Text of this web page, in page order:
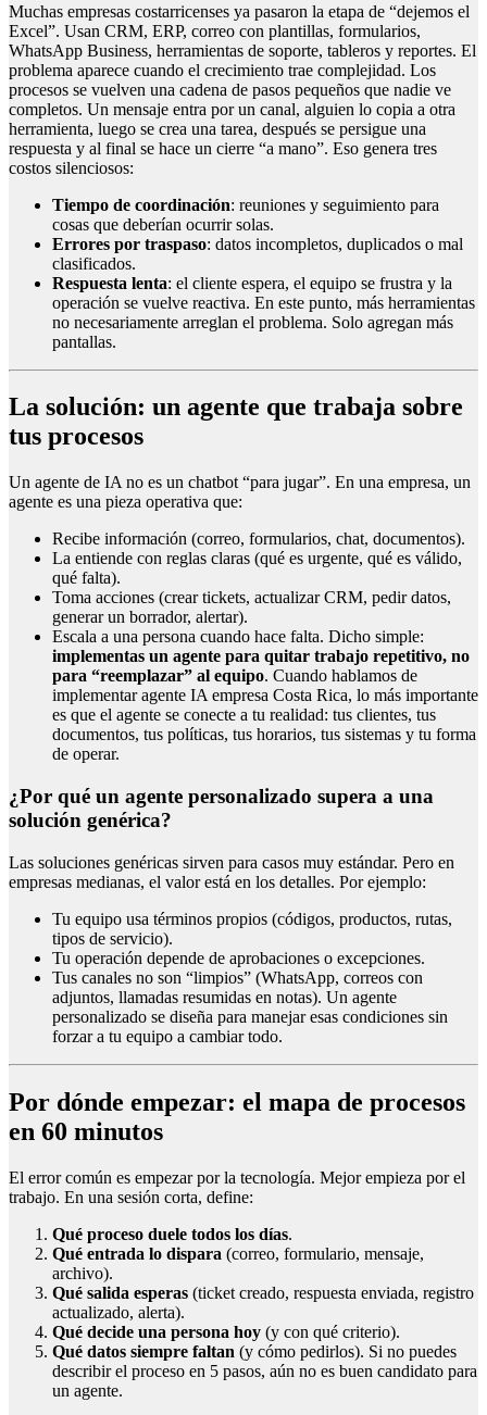
Muchas empresas costarricenses ya pasaron la etapa de “dejemos el
Excel”. Usan CRM, ERP, correo con plantillas, formularios,
WhatsApp Business, herramientas de soporte, tableros y reportes. El
problema aparece cuando el crecimiento trae complejidad. Los
procesos se vuelven una cadena de pasos pequeños que nadie ve
completos. Un mensaje entra por un canal, alguien lo copia a otra
herramienta, luego se crea una tarea, después se persigue una
respuesta y al final se hace un cierre “a mano”. Eso genera tres
costos silenciosos:
Tiempo de coordinación: reuniones y seguimiento para
cosas que deberían ocurrir solas.
Errores por traspaso: datos incompletos, duplicados o mal
clasificados.
Respuesta lenta: el cliente espera, el equipo se frustra y la
operación se vuelve reactiva. En este punto, más herramientas
no necesariamente arreglan el problema. Solo agregan más
pantallas.
La solución: un agente que trabaja sobre
tus procesos
Un agente de IA no es un chatbot “para jugar”. En una empresa, un
agente es una pieza operativa que:
Recibe información (correo, formularios, chat, documentos).
La entiende con reglas claras (qué es urgente, qué es válido,
qué falta).
Toma acciones (crear tickets, actualizar CRM, pedir datos,
generar un borrador, alertar).
Escala a una persona cuando hace falta. Dicho simple:
implementas un agente para quitar trabajo repetitivo, no
para “reemplazar” al equipo. Cuando hablamos de
implementar agente IA empresa Costa Rica, lo más importante
es que el agente se conecte a tu realidad: tus clientes, tus
documentos, tus políticas, tus horarios, tus sistemas y tu forma
de operar.
¿Por qué un agente personalizado supera a una
solución genérica?
Las soluciones genéricas sirven para casos muy estándar. Pero en
empresas medianas, el valor está en los detalles. Por ejemplo:
Tu equipo usa términos propios (códigos, productos, rutas,
tipos de servicio).
Tu operación depende de aprobaciones o excepciones.
Tus canales no son “limpios” (WhatsApp, correos con
adjuntos, llamadas resumidas en notas). Un agente
personalizado se diseña para manejar esas condiciones sin
forzar a tu equipo a cambiar todo.
Por dónde empezar: el mapa de procesos
en 60 minutos
El error común es empezar por la tecnología. Mejor empieza por el
trabajo. En una sesión corta, define:
Qué proceso duele todos los días.
Qué entrada lo dispara (correo, formulario, mensaje,
archivo).
Qué salida esperas (ticket creado, respuesta enviada, registro
actualizado, alerta).
Qué decide una persona hoy (y con qué criterio).
Qué datos siempre faltan (y cómo pedirlos). Si no puedes
describir el proceso en 5 pasos, aún no es buen candidato para
un agente.